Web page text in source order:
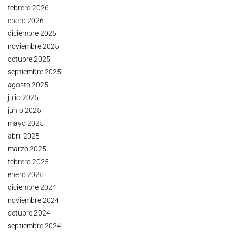
febrero 2026
enero 2026
diciembre 2025
noviembre 2025
octubre 2025
septiembre 2025
agosto 2025
julio 2025
junio 2025
mayo 2025
abril 2025
marzo 2025
febrero 2025
enero 2025
diciembre 2024
noviembre 2024
octubre 2024
septiembre 2024